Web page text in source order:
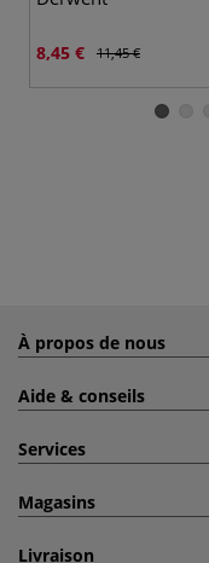
8,45 € 11,45 €
À propos de nous
Aide & conseils
Services
Magasins
Livraison